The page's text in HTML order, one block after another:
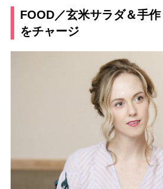
FOOD／玄米サラダ＆手
をチャージ